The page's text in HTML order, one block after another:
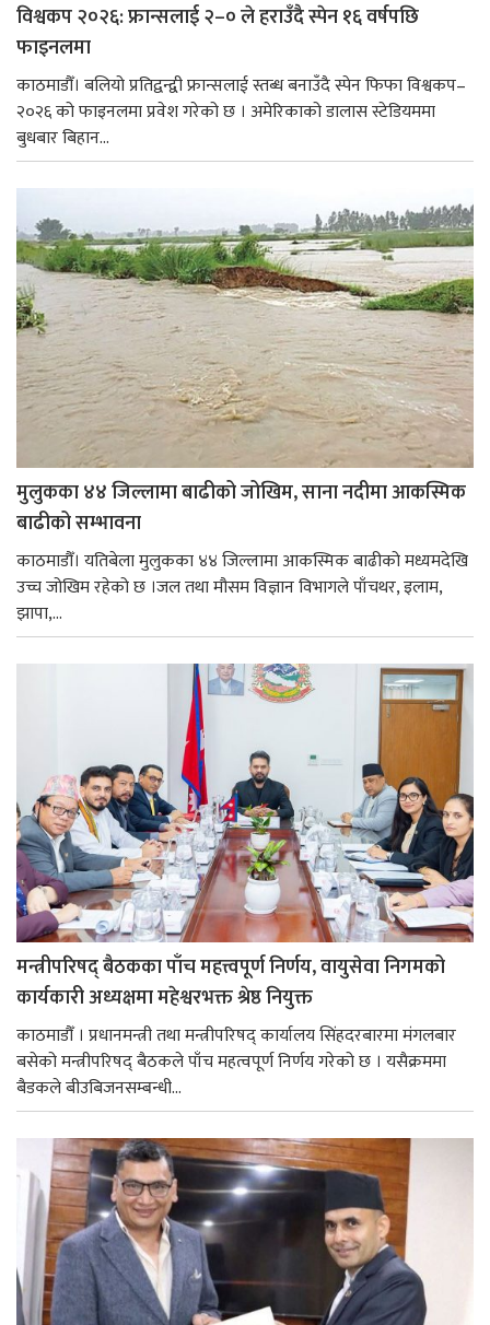
विश्वकप २०२६: फ्रान्सलाई २–० ले हराउँदै स्पेन १६ वर्षपछि
फाइनलमा
काठमाडौँ। बलियो प्रतिद्वन्द्वी फ्रान्सलाई स्तब्ध बनाउँदै स्पेन फिफा विश्वकप–
२०२६ को फाइनलमा प्रवेश गरेको छ । अमेरिकाको डालास स्टेडियममा
बुधबार बिहान...
मुलुकका ४४ जिल्लामा बाढीको जोखिम, साना नदीमा आकस्मिक
बाढीको सम्भावना
काठमाडौँ। यतिबेला मुलुकका ४४ जिल्लामा आकस्मिक बाढीको मध्यमदेखि
उच्च जोखिम रहेको छ ।जल तथा मौसम विज्ञान विभागले पाँचथर, इलाम,
झापा,...
मन्त्रीपरिषद् बैठकका पाँच महत्त्वपूर्ण निर्णय, वायुसेवा निगमको
कार्यकारी अध्यक्षमा महेश्वरभक्त श्रेष्ठ नियुक्त
काठमाडौँ । प्रधानमन्त्री तथा मन्त्रीपरिषद् कार्यालय सिंहदरबारमा मंगलबार
बसेको मन्त्रीपरिषद् बैठकले पाँच महत्वपूर्ण निर्णय गरेको छ । यसैक्रममा
बैडकले बीउबिजनसम्बन्धी...